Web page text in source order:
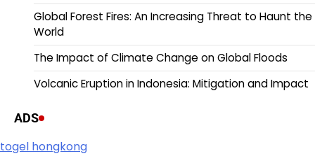
Global Forest Fires: An Increasing Threat to Haunt the
World
The Impact of Climate Change on Global Floods
Volcanic Eruption in Indonesia: Mitigation and Impact
ADS
togel hongkong